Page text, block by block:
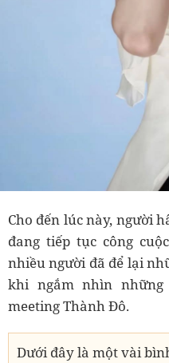
Cho đến lúc này, người
đang tiếp tục công
nhiều người đã để lại
khi ngắm nhìn
meeting Thành Đô.
Dưới đây là một vài